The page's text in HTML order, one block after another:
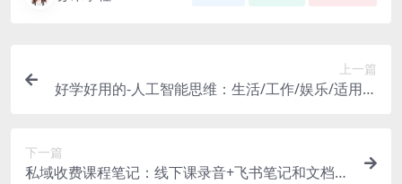
上一篇
好学好用的-人工智能思维：生活/工作/娱乐/适用于
下一篇
私域收费课程笔记：线下课录音+飞书笔记和文档P